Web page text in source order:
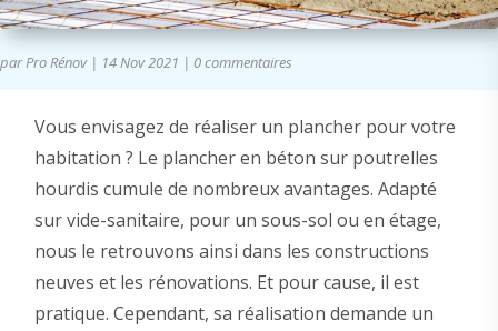
parPro Rénov| 14 Nov 2021 | 0 commentaires
Vous envisagez de réaliser un plancher pour votre
habitation ? Le plancher en béton sur poutrelles
hourdis cumule de nombreux avantages. Adapté
sur vide-sanitaire, pour un sous-sol ou en étage,
nous le retrouvons ainsi dans les constructions
neuves et les rénovations. Et pour cause, il est
pratique. Cependant, sa réalisation demande un